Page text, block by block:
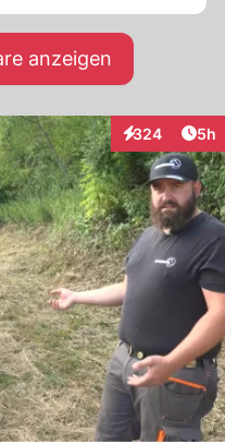
anzeigen
324
Interaktionen
5h